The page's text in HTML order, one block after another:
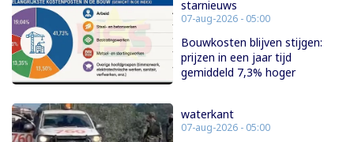
starnieuws
07-aug-2026 - 05:00
Bouwkosten blijven stijgen:
prijzen in een jaar tijd
gemiddeld 7,3% hoger
waterkant
07-aug-2026 - 05:00